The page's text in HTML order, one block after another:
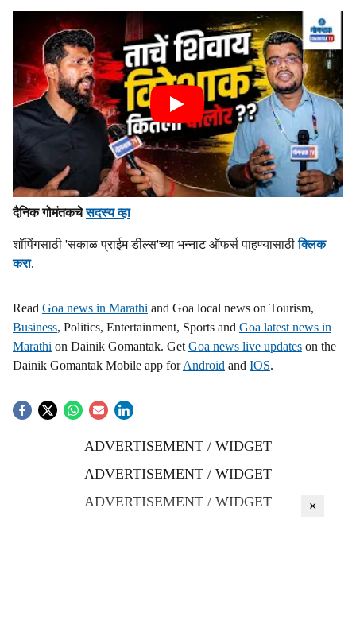
दैनिक गोमंतकचेसदस्य व्हा
शॉपिंगसाठी 'सकाळ प्राईम डील्स'च्या भन्नाट ऑफर्स पाहण्यासाठीक्लिक
करा.
Read Goa news in Marathi and Goa local news on Tourism,
Business, Politics, Entertainment, Sports and Goa latest news in
Marathi on Dainik Gomantak. Get Goa news live updates on the
Dainik Gomantak Mobile app forAndroid and IOS.
ADVERTISEMENT / WIDGET
ADVERTISEMENT / WIDGET
ADVERTISEMENT / WIDGET
×